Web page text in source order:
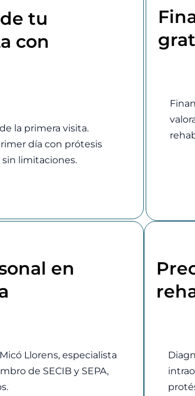
tu
con
la primera visita.
día con prótesis
sin limitaciones.
en
Llorens, especialista
de SECIB y SEPA,